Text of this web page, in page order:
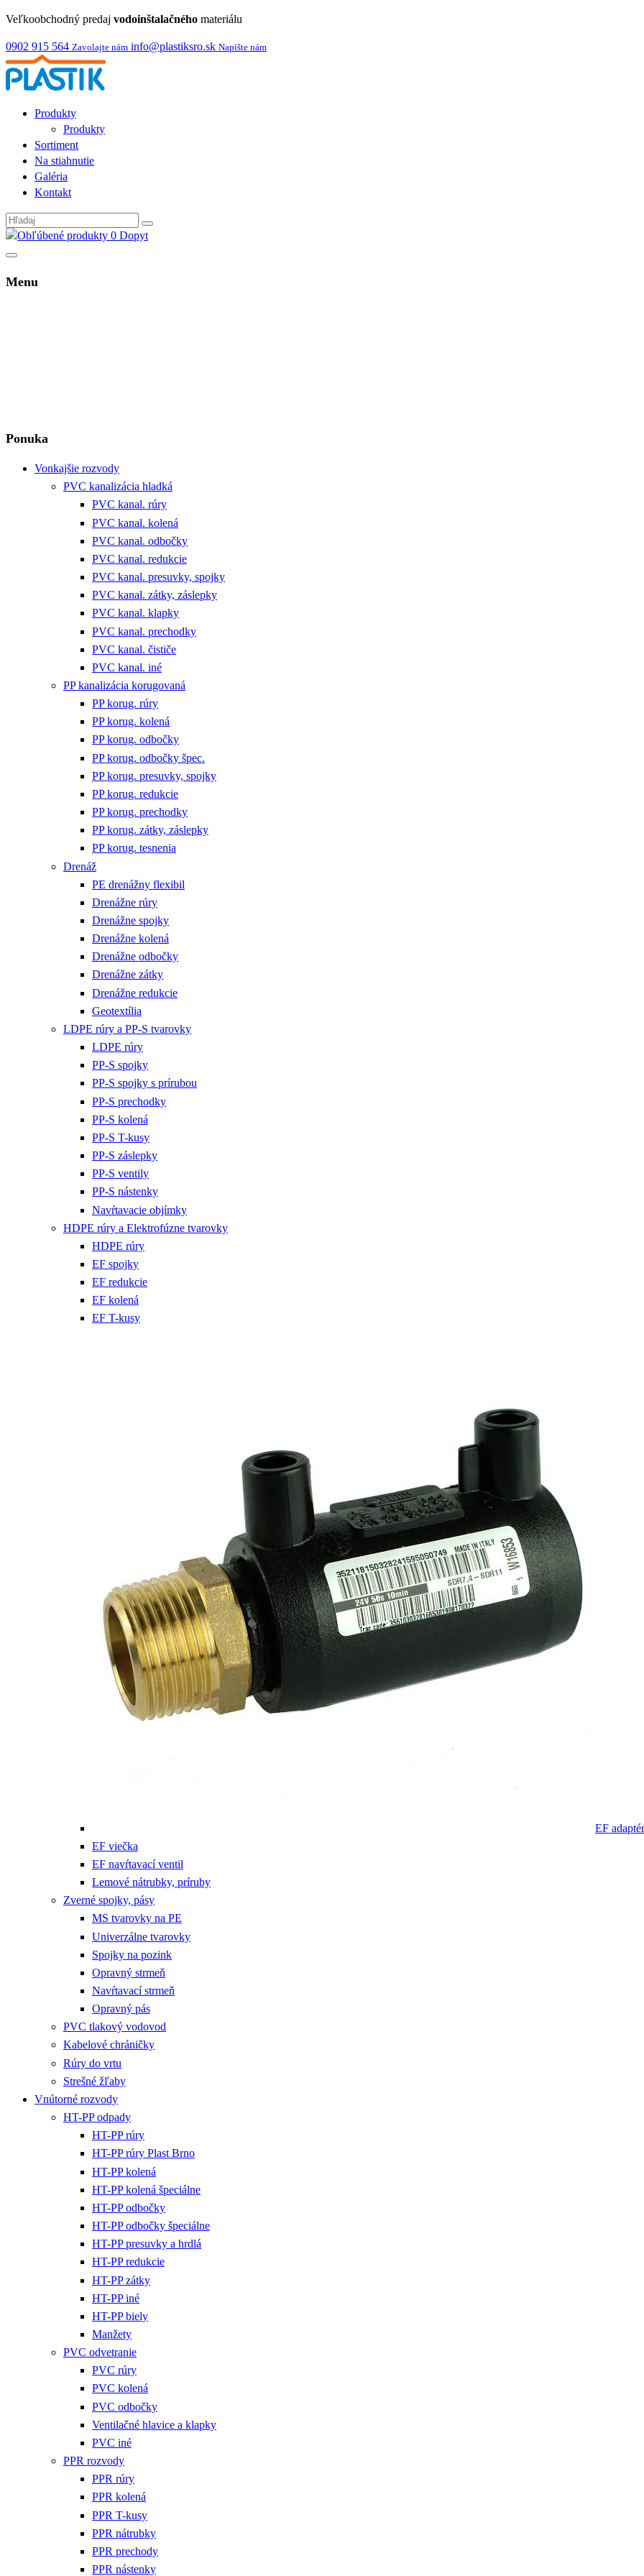
Veľkoobchodný predaj vodoinštalačného materiálu
0902 915 564 Zavolajte nám info@plastiksro.sk Napíšte nám
Produkty
Produkty
Sortiment
Na stiahnutie
Galéria
Kontakt
0 Dopyt
Menu
Ponuka
Vonkajšie rozvody
PVC kanalizácia hladká
PVC kanal. rúry
PVC kanal. kolená
PVC kanal. odbočky
PVC kanal. redukcie
PVC kanal. presuvky, spojky
PVC kanal. zátky, záslepky
PVC kanal. klapky
PVC kanal. prechodky
PVC kanal. čističe
PVC kanal. iné
PP kanalizácia korugovaná
PP korug. rúry
PP korug. kolená
PP korug. odbočky
PP korug. odbočky špec.
PP korug. presuvky, spojky
PP korug. redukcie
PP korug. prechodky
PP korug. zátky, záslepky
PP korug. tesnenia
Drenáž
PE drenážny flexibil
Drenážne rúry
Drenážne spojky
Drenážne kolená
Drenážne odbočky
Drenážne zátky
Drenážne redukcie
Geotextília
LDPE rúry a PP-S tvarovky
LDPE rúry
PP-S spojky
PP-S spojky s prírubou
PP-S prechodky
PP-S kolená
PP-S T-kusy
PP-S záslepky
PP-S ventily
PP-S nástenky
Navŕtavacie objímky
HDPE rúry a Elektrofúzne tvarovky
HDPE rúry
EF spojky
EF redukcie
EF kolená
EF T-kusy
EF
EF viečka
EF navŕtavací ventil
Lemové nátrubky, príruby
Zverné spojky, pásy
MS tvarovky na PE
Univerzálne tvarovky
Spojky na pozink
Opravný strmeň
Navŕtavací strmeň
Opravný pás
PVC tlakový vodovod
Kabelové chráničky
Rúry do vrtu
Strešné žľaby
Vnútorné rozvody
HT-PP odpady
HT-PP rúry
HT-PP rúry Plast Brno
HT-PP kolená
HT-PP kolená špeciálne
HT-PP odbočky
HT-PP odbočky špeciálne
HT-PP presuvky a hrdlá
HT-PP redukcie
HT-PP zátky
HT-PP iné
HT-PP biely
Manžety
PVC odvetranie
PVC rúry
PVC kolená
PVC odbočky
Ventilačné hlavice a klapky
PVC iné
PPR rozvody
PPR rúry
PPR kolená
PPR T-kusy
PPR nátrubky
PPR prechody
PPR nástenky